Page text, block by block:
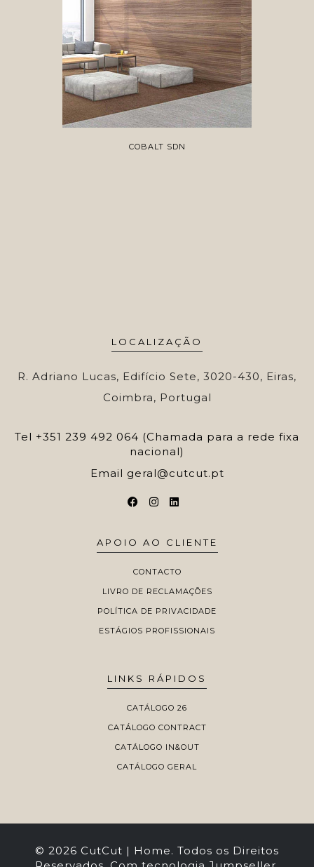
COBALT SDN
LOCALIZAÇÃO
R. Adriano Lucas, Edifício Sete, 3020-430, Eiras,
Coimbra, Portugal
Tel +351 239 492 064 (Chamada para a rede fixa
nacional)
Email geral@cutcut.pt
APOIO AO CLIENTE
CONTACTO
LIVRO DE RECLAMAÇÕES
POLÍTICA DE PRIVACIDADE
ESTÁGIOS PROFISSIONAIS
LINKS RÁPIDOS
CATÁLOGO 26
CATÁLOGO CONTRACT
CATÁLOGO IN&OUT
CATÁLOGO GERAL
© 2026 CutCut | Home. Todos os Direitos